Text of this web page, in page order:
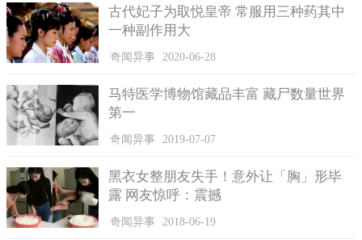
会让课堂秩序受到影响。
据许主任介绍，目前该系统分别安装在学校的两间教室中，
它不仅能自动对学生进行考勤，而且还能监控学生在课堂上听课
系统识别细微到，你是否认真在听讲师讲课，课间有没有低
头，低头做了些什么?是在睡觉，还是在玩手机，看其他课外书等
等，你低头了多长时间，这些都在系统的“掌控”中。
许主任透露，大学不乏一些“钻空子”的学生，他们逃课、迟
到或者早退，甚至用钱请代课等等不良的行为，引入这项技术也
是大学教育部的意思，目的也是为了减少学生缺课率，严正课堂
纪律。
古代妃子为取悦皇帝 常服用三种药其中
一种副作用大
奇闻异事 2020-06-28
马特医学博物馆藏品丰富 藏尸数量世界
第一
奇闻异事 2019-07-07
黑衣女整朋友失手！意外让「胸」形毕
露 网友惊呼：震撼
奇闻异事 2018-06-19